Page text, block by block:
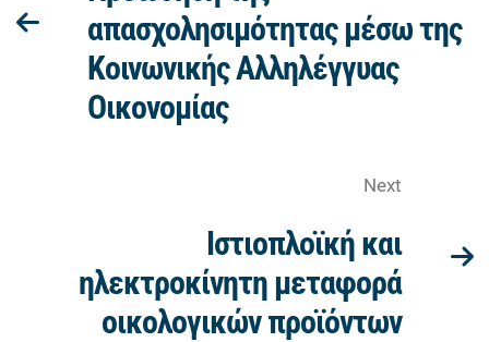
απασχολησιμότητας μέσω της
Κοινωνικής Αλληλέγγυας
Οικονομίας
Next
Ιστιοπλοϊκή και
ηλεκτροκίνητη μεταφορά
οικολογικών προϊόντων